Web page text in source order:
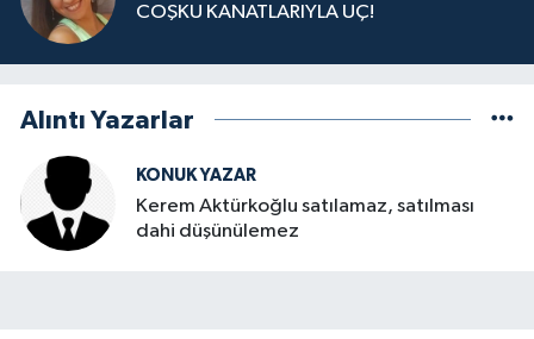
COŞKU KANATLARIYLA UÇ!
Alıntı Yazarlar
KONUK YAZAR
Kerem Aktürkoğlu satılamaz, satılması
dahi düşünülemez